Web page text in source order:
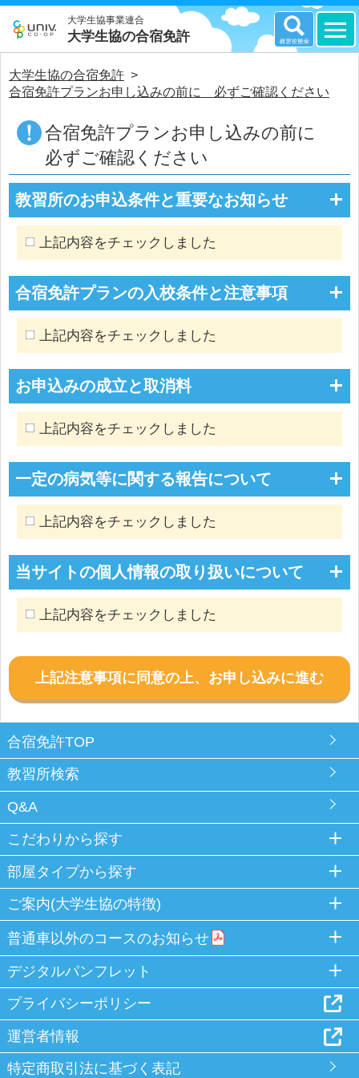
大学生協事業連合
大学生協の合宿免許
大学生協の合宿免許 >
合宿免許プランお申し込みの前に 必ずご確認ください
合宿免許プランお申し込みの前に
必ずご確認ください
教習所のお申込条件と重要なお知らせ
上記内容をチェックしました
合宿免許プランの入校条件と注意事項
上記内容をチェックしました
お申込みの成立と取消料
上記内容をチェックしました
一定の病気等に関する報告について
上記内容をチェックしました
当サイトの個人情報の取り扱いについて
上記内容をチェックしました
上記注意事項に同意の上、お申し込みに進む
合宿免許TOP
教習所検索
Q&A
こだわりから探す
部屋タイプから探す
ご案内(大学生協の特徴)
普通車以外のコースのお知らせ
デジタルパンフレット
プライバシーポリシー
運営者情報
特定商取引法に基づく表記